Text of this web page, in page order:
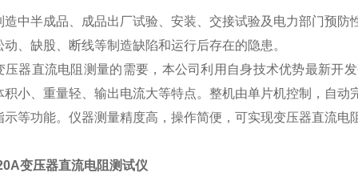
造中半成品、成品出厂试验、安装、交接试验及电力部门预
、缺股、断线等制造缺陷和运行后存在的隐患。
压器直流电阻测量的需要，本公司利用自身技术优势最新开
积小、重量轻、输出电流大等特点。整机由单片机控制，自
示等功能。仪器测量精度高，操作简便，可实现变压器直流电
变压器直流电阻测试仪